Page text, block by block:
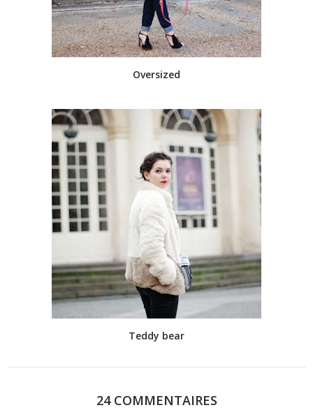
Oversized
Teddy bear
24 COMMENTAIRES